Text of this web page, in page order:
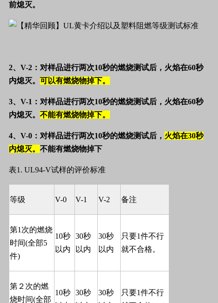
前熄灭。
2、 V-2 ：对样品进行两次10秒的燃烧测试后，火焰在60秒
内熄灭。 可以有燃烧物掉下。
3、 V-1 ：对样品进行两次10秒的燃烧测试后，火焰在60秒
内熄灭。 不能有燃烧物掉下。
4、 V-0 ：对样品进行两次10秒的燃烧测试后， 火焰在30秒
内熄灭。 不能有燃烧物掉下
表1. UL94-V试样的评价标准
等级 V-0 V-1 V-2 备注
第1 次的燃烧
时间(全部5
件)
10秒
以内
30秒
以内
30秒
以内
只要1件不行
就不合格。
第２次的燃
烧时间(全部
10秒 30秒
30秒
只要1件不行